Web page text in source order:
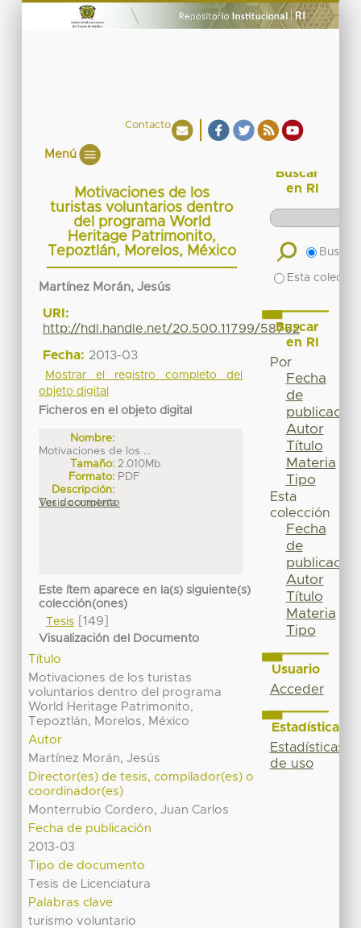
Contacto
Menú
Motivaciones de los
turistas voluntarios dentro
del programa World
Heritage Patrimonito,
Tepoztlán, Morelos, México
Martínez Morán, Jesús
URI:
http://hdl.handle.net/20.500.11799/58762
Fecha: 2013-03
Mostrar el registro completo del
objeto digital
Ficheros en el objeto digital
Nombre:
Motivaciones de los ...
Tamaño: 2.010Mb
Formato: PDF
Descripción:
Tesis completa
Ver documento
Este ítem aparece en la(s) siguiente(s)
colección(ones)
Tesis[149]
Visualización del Documento
Título
Motivaciones de los turistas
voluntarios dentro del programa
World Heritage Patrimonito,
Tepoztlán, Morelos, México
Autor
Martínez Morán, Jesús
Director(es) de tesis, compilador(es) o
coordinador(es)
Monterrubio Cordero, Juan Carlos
Fecha de publicación
2013-03
Tipo de documento
Tesis de Licenciatura
Palabras clave
turismo voluntario
Buscar
en RI
Buscar
Esta
Buscar
en RI
Por
Fecha
de
publicación
Autor
Título
Materia
Tipo
Esta
colección
Fecha
de
publicación
Autor
Título
Materia
Tipo
Usuario
Acceder
Estadísticas
Estadísticas
de uso